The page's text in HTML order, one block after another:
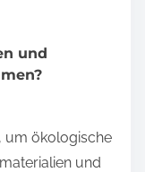
und
um ökologische
und